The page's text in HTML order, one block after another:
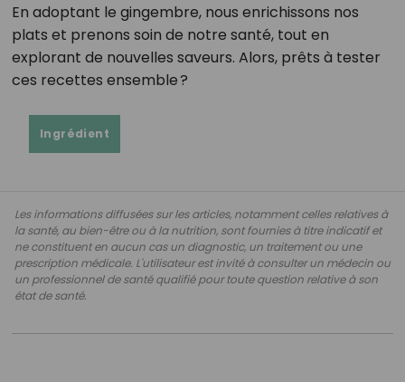
En adoptant le gingembre, nous enrichissons nos
plats et prenons soin de notre santé, tout en
explorant de nouvelles saveurs. Alors, prêts à tester
ces recettes ensemble ?
Ingrédient
Les informations diffusées sur les articles, notamment celles relatives à
la santé, au bien-être ou à la nutrition, sont fournies à titre indicatif et
ne constituent en aucun cas un diagnostic, un traitement ou une
prescription médicale. L'utilisateur est invité à consulter un médecin ou
un professionnel de santé qualifié pour toute question relative à son
état de santé.